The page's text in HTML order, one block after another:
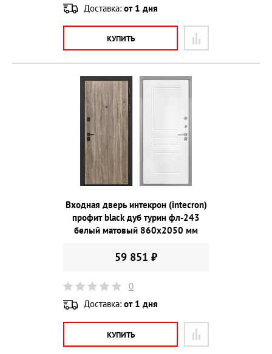
Доставка: от 1 дня
КУПИТЬ
Входная дверь интекрон (intecron)
профит black дуб турин фл-243
белый матовый 860х2050 мм
59 851 ₽
0
Доставка: от 1 дня
КУПИТЬ